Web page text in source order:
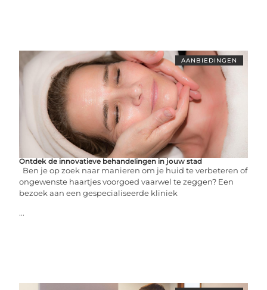
AANBIEDINGEN
Ontdek de innovatieve behandelingen in jouw stad
Ben je op zoek naar manieren om je huid te verbeteren of
ongewenste haartjes voorgoed vaarwel te zeggen? Een
bezoek aan een gespecialiseerde kliniek
...